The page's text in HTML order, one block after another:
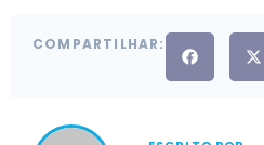
COMPARTILHAR: